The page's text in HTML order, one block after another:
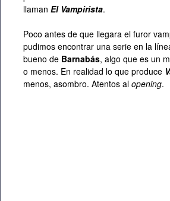
llaman El Vampirista.
Poco antes de que llegara el furor
pudimos encontrar una serie en la
bueno de Barnabás, algo que es un
o menos. En realidad lo que produce
menos, asombro. Atentos al opening.